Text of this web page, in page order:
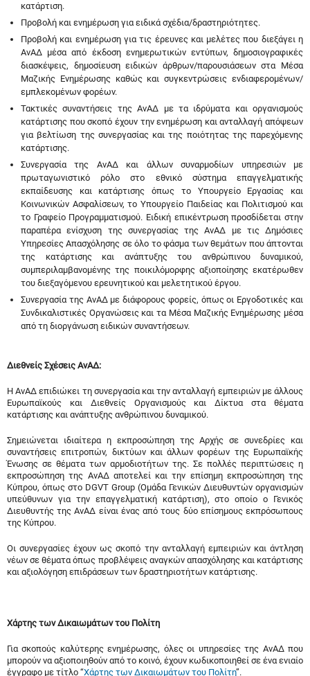
κατάρτιση.
Προβολή και ενημέρωση για ειδικά σχέδια/δραστηριότητες.
Προβολή και ενημέρωση για τις έρευνες και μελέτες που διεξάγει η
ΑνΑΔ μέσα από έκδοση ενημερωτικών εντύπων, δημοσιογραφικές
διασκέψεις, δημοσίευση ειδικών άρθρων/παρουσιάσεων στα Μέσα
Μαζικής Ενημέρωσης καθώς και συγκεντρώσεις ενδιαφερομένων/
εμπλεκομένων φορέων.
Τακτικές συναντήσεις της ΑνΑΔ με τα ιδρύματα και οργανισμούς
κατάρτισης που σκοπό έχουν την ενημέρωση και ανταλλαγή απόψεων
για βελτίωση της συνεργασίας και της ποιότητας της παρεχόμενης
κατάρτισης.
Συνεργασία της ΑνΑΔ και άλλων συναρμοδίων υπηρεσιών με
πρωταγωνιστικό ρόλο στο εθνικό σύστημα επαγγελματικής
εκπαίδευσης και κατάρτισης όπως το Υπουργείο Εργασίας και
Κοινωνικών Ασφαλίσεων, το Υπουργείο Παιδείας και Πολιτισμού και
το Γραφείο Προγραμματισμού. Ειδική επικέντρωση προσδίδεται στην
παραπέρα ενίσχυση της συνεργασίας της ΑνΑΔ με τις Δημόσιες
Υπηρεσίες Απασχόλησης σε όλο το φάσμα των θεμάτων που άπτονται
της κατάρτισης και ανάπτυξης του ανθρώπινου δυναμικού,
συμπεριλαμβανομένης της ποικιλόμορφης αξιοποίησης εκατέρωθεν
του διεξαγόμενου ερευνητικού και μελετητικού έργου.
Συνεργασία της ΑνΑΔ με διάφορους φορείς, όπως οι Εργοδοτικές και
Συνδικαλιστικές Οργανώσεις και τα Μέσα Μαζικής Ενημέρωσης μέσα
από τη διοργάνωση ειδικών συναντήσεων.
Διεθνείς Σχέσεις ΑνΑΔ:
Η ΑνΑΔ επιδιώκει τη συνεργασία και την ανταλλαγή εμπειριών με άλλους
Ευρωπαϊκούς και Διεθνείς Οργανισμούς και Δίκτυα στα θέματα
κατάρτισης και ανάπτυξης ανθρώπινου δυναμικού.
Σημειώνεται ιδιαίτερα η εκπροσώπηση της Αρχής σε συνεδρίες και
συναντήσεις επιτροπών, δικτύων και άλλων φορέων της Ευρωπαϊκής
Ένωσης σε θέματα των αρμοδιοτήτων της. Σε πολλές περιπτώσεις η
εκπροσώπηση της ΑνΑΔ αποτελεί και την επίσημη εκπροσώπηση της
Κύπρου, όπως στο DGVT Group (Ομάδα Γενικών Διευθυντών οργανισμών
υπεύθυνων για την επαγγελματική κατάρτιση), στο οποίο ο Γενικός
Διευθυντής της ΑνΑΔ είναι ένας από τους δύο επίσημους εκπρόσωπους
της Κύπρου.
Οι συνεργασίες έχουν ως σκοπό την ανταλλαγή εμπειριών και άντληση
νέων σε θέματα όπως προβλέψεις αναγκών απασχόλησης και κατάρτισης
και αξιολόγηση επιδράσεων των δραστηριοτήτων κατάρτισης.
Χάρτης των Δικαιωμάτων του Πολίτη
Για σκοπούς καλύτερης ενημέρωσης, όλες οι υπηρεσίες της ΑνΑΔ που
μπορούν να αξιοποιηθούν από το κοινό, έχουν κωδικοποιηθεί σε ένα ενιαίο
έγγραφο με τίτλο “Χάρτης των Δικαιωμάτων του Πολίτη”.